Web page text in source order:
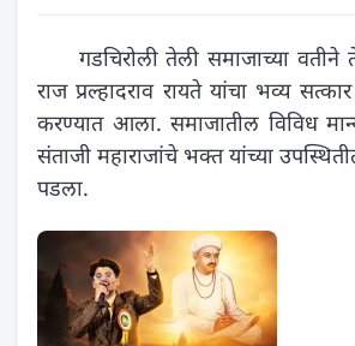
गडचिरोली तेली समाजाच्या
राज प्रल्हादराव रायते यांचा भव्य
करण्यात आला. समाजातील विविध
संताजी महाराजांचे भक्त यांच्या
पडला.